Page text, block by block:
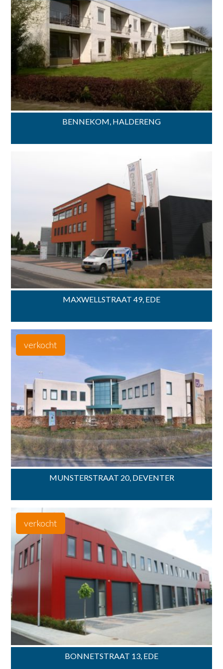
BENNEKOM, HALDERENG
MAXWELLSTRAAT 49, EDE
verkocht
MUNSTERSTRAAT 20, DEVENTER
verkocht
BONNETSTRAAT 13, EDE